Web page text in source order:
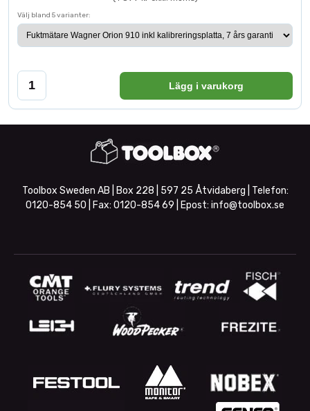
Välj bland 5 varianter:
Lägg i varukorg
Toolbox Sweden AB | Box 228 | 597 25 Åtvidaberg | Telefon:
0120-854 50 | Fax: 0120-854 69 | Epost: info@toolbox.se